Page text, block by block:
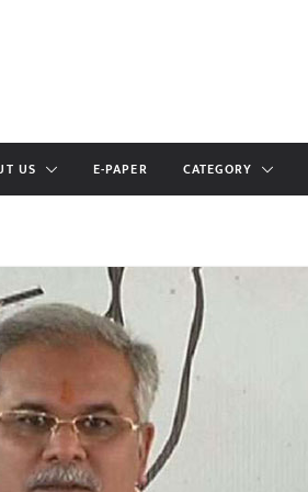
US E-PAPER CATEGORY